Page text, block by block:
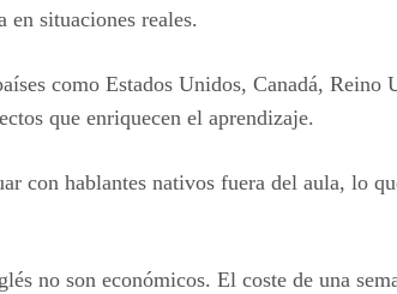
situaciones reales.
como Estados Unidos, Canadá,
que enriquecen el aprendizaje.
con hablantes nativos fuera del aula, lo
no son económicos. El coste de una